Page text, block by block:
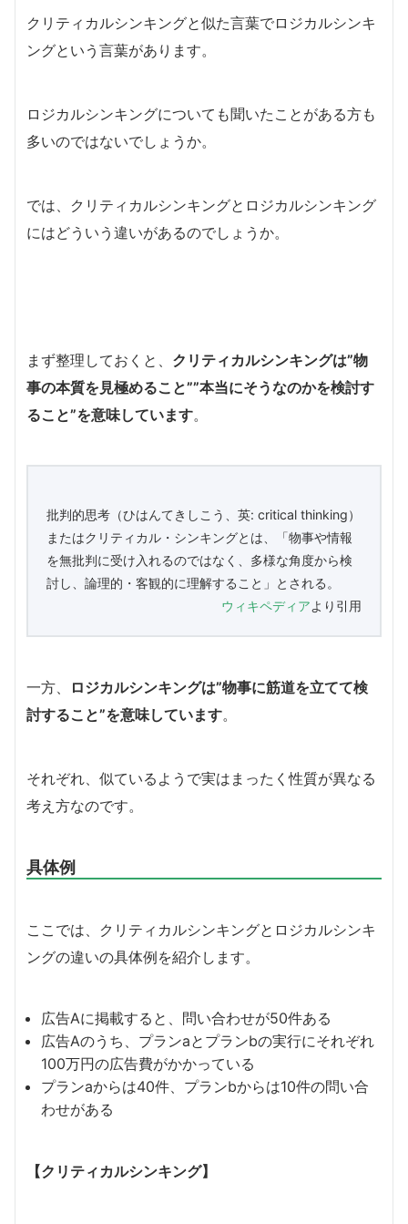
クリティカルシンキングと似た言葉でロジカルシンキ
ングという言葉があります。
ロジカルシンキングについても聞いたことがある方も
多いのではないでしょうか。
では、クリティカルシンキングとロジカルシンキング
にはどういう違いがあるのでしょうか。
まず整理しておくと、 クリティカルシンキングは”物
事の本質を見極めること””本当にそうなのかを検討す
ること”を意味しています。
批判的思考（ひはんてきしこう、英: critical thinking）
またはクリティカル・シンキングとは、「物事や情報
を無批判に受け入れるのではなく、多様な角度から検
討し、論理的・客観的に理解すること」とされる。
ウィキペディアより引用
一方、
ロジカルシンキングは”物事に筋道を立てて検
討すること”を意味しています。
それぞれ、似ているようで実はまったく性質が異なる
考え方なのです。
具体例
ここでは、クリティカルシンキングとロジカルシンキ
ングの違いの具体例を紹介します。
広告Aに掲載すると、問い合わせが50件ある
広告Aのうち、プランaとプランbの実行にそれぞれ
100万円の広告費がかかっている
プランaからは40件、プランbからは10件の問い合
わせがある
【クリティカルシンキング】